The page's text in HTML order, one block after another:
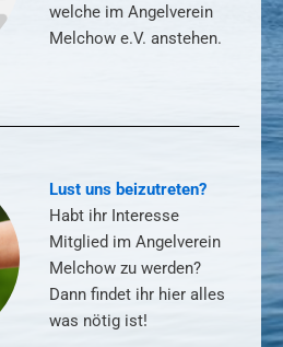
welche im Angelverein
Melchow e.V. anstehen.
Lust uns beizutreten?
Habt ihr Interesse
Mitglied im Angelverein
Melchow zu werden?
Dann findet ihr hier alles
was nötig ist!